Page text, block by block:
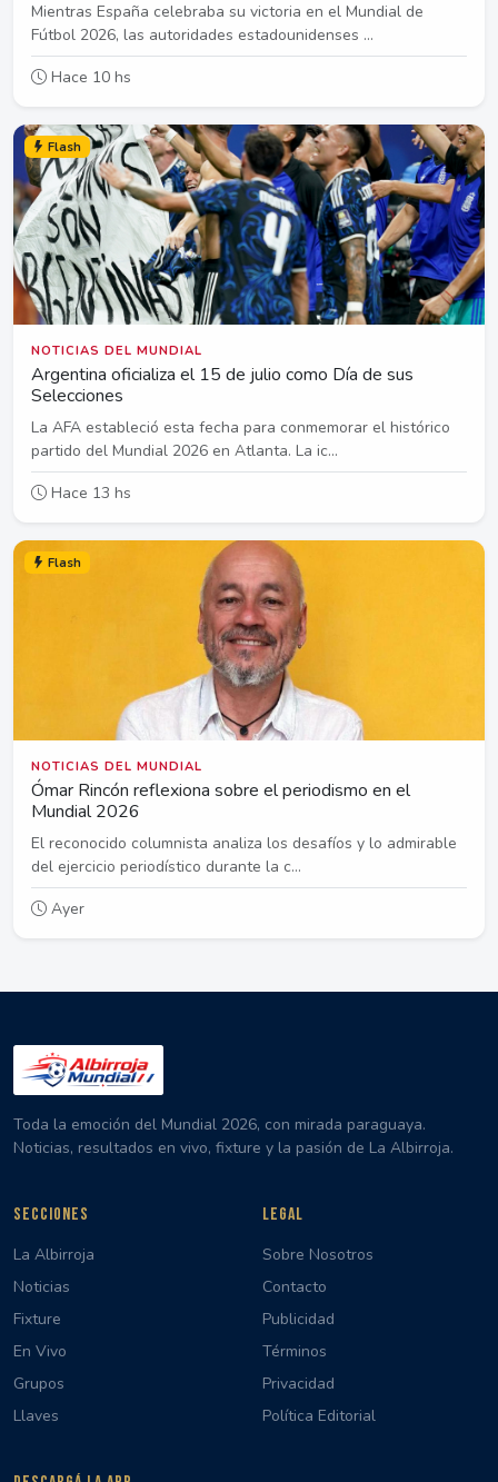
Mientras España celebraba su victoria en el Mundial de
Fútbol 2026, las autoridades estadounidenses ...
Hace 10 hs
Flash
NOTICIAS DEL MUNDIAL
Argentina oficializa el 15 de julio como Día de sus
Selecciones
La AFA estableció esta fecha para conmemorar el histórico
partido del Mundial 2026 en Atlanta. La ic...
Hace 13 hs
Flash
NOTICIAS DEL MUNDIAL
Ómar Rincón reflexiona sobre el periodismo en el
Mundial 2026
El reconocido columnista analiza los desafíos y lo admirable
del ejercicio periodístico durante la c...
Ayer
Toda la emoción del Mundial 2026, con mirada paraguaya.
Noticias, resultados en vivo, fixture y la pasión de La Albirroja.
SECCIONES
La Albirroja
Noticias
Fixture
En Vivo
Grupos
Llaves
LEGAL
Sobre Nosotros
Contacto
Publicidad
Términos
Privacidad
Política Editorial